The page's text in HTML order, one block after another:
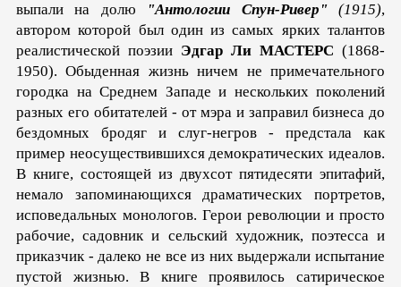
выпали на долю
"Антологии Спун-Ривер"(1915),
автором которой был один из самых ярких талантов
реалистической поэзии Эдгар Ли МАСТЕРС (1868-
1950). Обыденная жизнь ничем не примечательного
городка на Среднем Западе и нескольких поколений
разных его обитателей - от мэра и заправил биз­неса до
бездомных бродяг и слуг-негров - предстала как
пример неосуществившихся демократических идеалов.
В кни­ге, состоящей из двухсот пятидесяти эпитафий,
немало запо­минающихся драматических портретов,
исповедальных моно­логов. Герои революции и просто
рабочие, садовник и сель­ский художник, поэтесса и
приказчик - далеко не все из них выдержали испытание
пустой жизнью. В книге проявилось сатирическое